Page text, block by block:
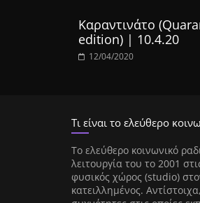
Καραντινάτο
edition) | 10.4.20
12/04/2020
Τι είναι το ελεύθερο
Tο ελεύθερο κοινωνικό
λειτουργία του το 2001
φυσικός χώρος (studio)
κατειλλημένος.